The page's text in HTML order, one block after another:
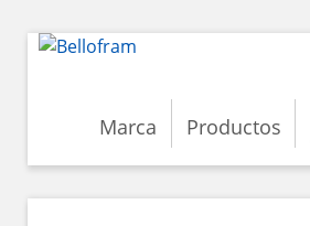
Marca Productos